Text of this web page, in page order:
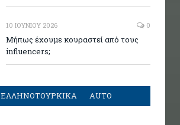
10 ΙΟΥΝΊΟΥ 2026 0
Μήπως έχουμε κουραστεί από τους
influencers;
ΕΛΛΗΝΟΤΟΥΡΚΙΚΑ AUTO